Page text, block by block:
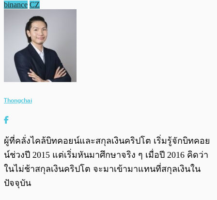
binance CZ
Thongchai
ผู้ที่คลั่งไคล้บิทคอยน์และสกุลเงินคริปโต เริ่มรู้จักบิทคอย
น์ช่วงปี 2015 แต่เริ่มหันมาศึกษาจริง ๆ เมื่อปี 2016 คิดว่า
ในไม่ช้าสกุลเงินคริปโต จะมาเข้ามาแทนที่สกุลเงินใน
ปัจจุบัน